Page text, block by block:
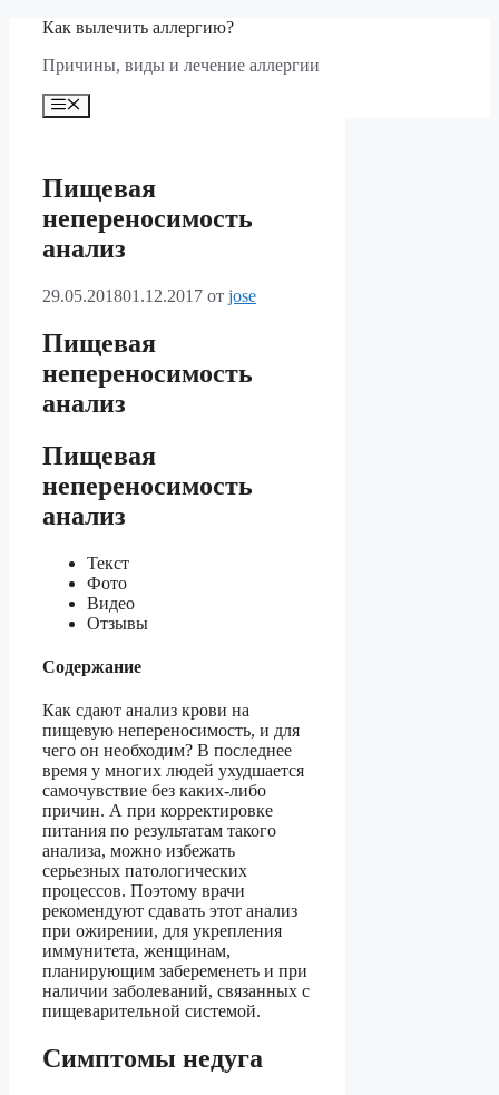
Перейти
содержимому
Как вылечить аллергию?
Причины, виды и лечение аллергии
Меню
Пищевая
непереносимость
анализ
29.05.201801.12.2017 от jose
Пищевая
непереносимость
анализ
Пищевая
непереносимость
анализ
Текст
Фото
Видео
Отзывы
Содержание
Как сдают анализ крови на
пищевую непереносимость, и для
чего он необходим? В последнее
время у многих людей ухудшается
самочувствие без каких-либо
причин. А при корректировке
питания по результатам такого
анализа, можно избежать
серьезных патологических
процессов. Поэтому врачи
рекомендуют сдавать этот анализ
при ожирении, для укрепления
иммунитета, женщинам,
планирующим забеременеть и при
наличии заболеваний, связанных с
пищеварительной системой.
Симптомы недуга